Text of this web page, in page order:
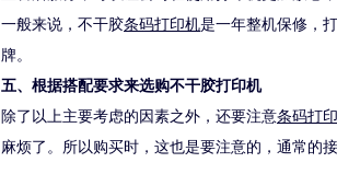
一般来说，不干胶条码打印机是一年整机保修，
牌。
五、根据搭配要求来选购不干胶打印机
除了以上主要考虑的因素之外，还要注意条码打
麻烦了。所以购买时，这也是要注意的，通常的